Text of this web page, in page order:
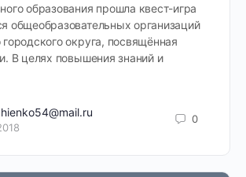
образования прошла квест-игра
общеобразовательных организаций
городского округа, посвящённая
В целях повышения знаний и
0